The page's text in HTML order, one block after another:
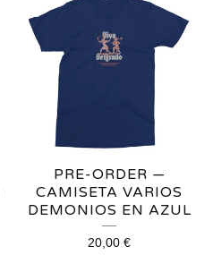
PRE-ORDER —
CAMISETA VARIOS
DEMONIOS EN AZUL
20,00 €